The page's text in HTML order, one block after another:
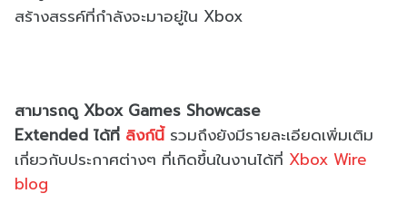
สร้างสรรค์ที่กำลังจะมาอยู่ใน Xbox
สามารถดู Xbox Games Showcase
Extended ได้ที่ ลิงก์นี้ รวมถึงยังมีรายละเอียดเพิ่มเติม
เกี่ยวกับประกาศต่างๆ ที่เกิดขึ้นในงานได้ที่ Xbox Wire
blog